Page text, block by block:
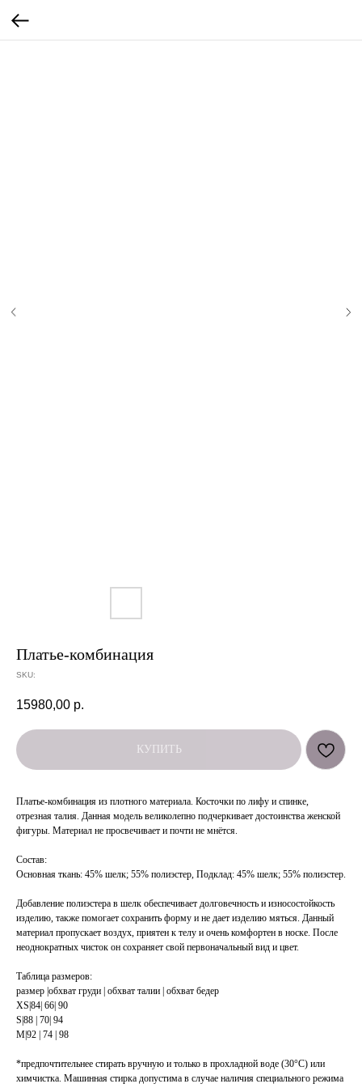
Платье-комбинация
SKU:
15980,00 р.
КУПИТЬ
Платье-комбинация из плотного материала. Косточки по лифу и спинке,
отрезная талия. Данная модель великолепно подчеркивает достоинства женской
фигуры. Материал не просвечивает и почти не мнётся.
Состав:
Основная ткань: 45% шелк; 55% полиэстер, Подклад: 45% шелк; 55% полиэстер.
Добавление полиэстера в шелк обеспечивает долговечность и износостойкость
изделию, также помогает сохранить форму и не дает изделию мяться. Данный
материал пропускает воздух, приятен к телу и очень комфортен в носке. После
неоднократных чисток он сохраняет свой первоначальный вид и цвет.
Таблица размеров:
размер |обхват груди | обхват талии | обхват бедер
XS|84| 66| 90
S|88 | 70| 94
M|92 | 74 | 98
*предпочтительнее стирать вручную и только в прохладной воде (30°С) или
химчистка. Машинная стирка допустима в случае наличия специального режима